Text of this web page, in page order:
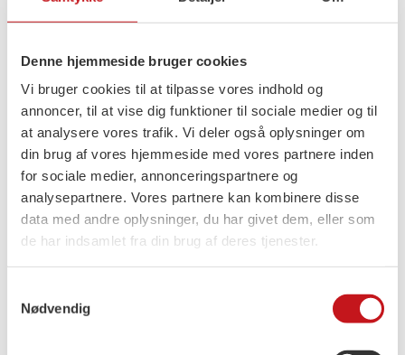
Denne hjemmeside bruger cookies
Vi bruger cookies til at tilpasse vores indhold og
annoncer, til at vise dig funktioner til sociale medier og til
at analysere vores trafik. Vi deler også oplysninger om
din brug af vores hjemmeside med vores partnere inden
for sociale medier, annonceringspartnere og
analysepartnere. Vores partnere kan kombinere disse
data med andre oplysninger, du har givet dem, eller som
de har indsamlet fra din brug af deres tjenester.
Nødvendig
Meget tyder på, at de mennesker, der er
kommet til Ceuta, ikke er flygtninge, men
migranter. Det er mennesker, der søger bedre
muligheder og en bedre fremtid, og det er et
ønske, de fleste kan forstå.
Men migration skal ske gennem lovlige og
ordnede kanaler.
beskyttelsesbehov selvfølgelig have deres sag